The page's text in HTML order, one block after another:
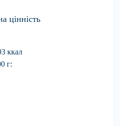
цінність
ккал
г: